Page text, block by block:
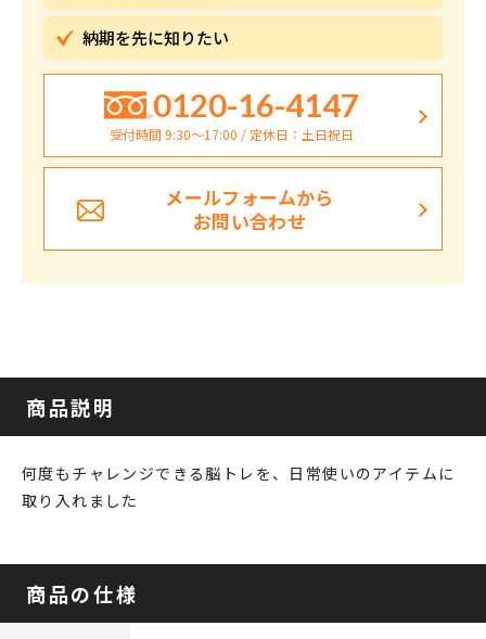
納期を先に知りたい
0120-16-4147
受付時間 9:30〜17:00 / 定休日：土日祝日
メールフォームから
お問い合わせ
商品説明
何度もチャレンジできる脳トレを、日常使いのアイテムに
取り入れました
商品の仕様